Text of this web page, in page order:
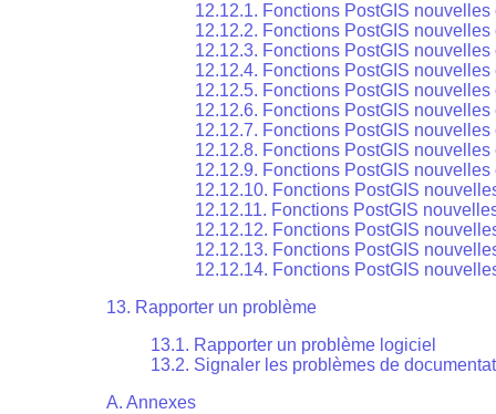
12.12.1. Fonctions PostGIS
12.12.2. Fonctions PostGIS
12.12.3. Fonctions PostGIS
12.12.4. Fonctions PostGIS
12.12.5. Fonctions PostGIS
12.12.6. Fonctions PostGIS
12.12.7. Fonctions PostGIS
12.12.8. Fonctions PostGIS
12.12.9. Fonctions PostGIS
12.12.10. Fonctions PostGIS
12.12.11. Fonctions PostGIS
12.12.12. Fonctions PostGIS
12.12.13. Fonctions PostGIS
12.12.14. Fonctions PostGIS
13. Rapporter un problème
13.1. Rapporter un problème logiciel
13.2. Signaler les problèmes de
A. Annexes